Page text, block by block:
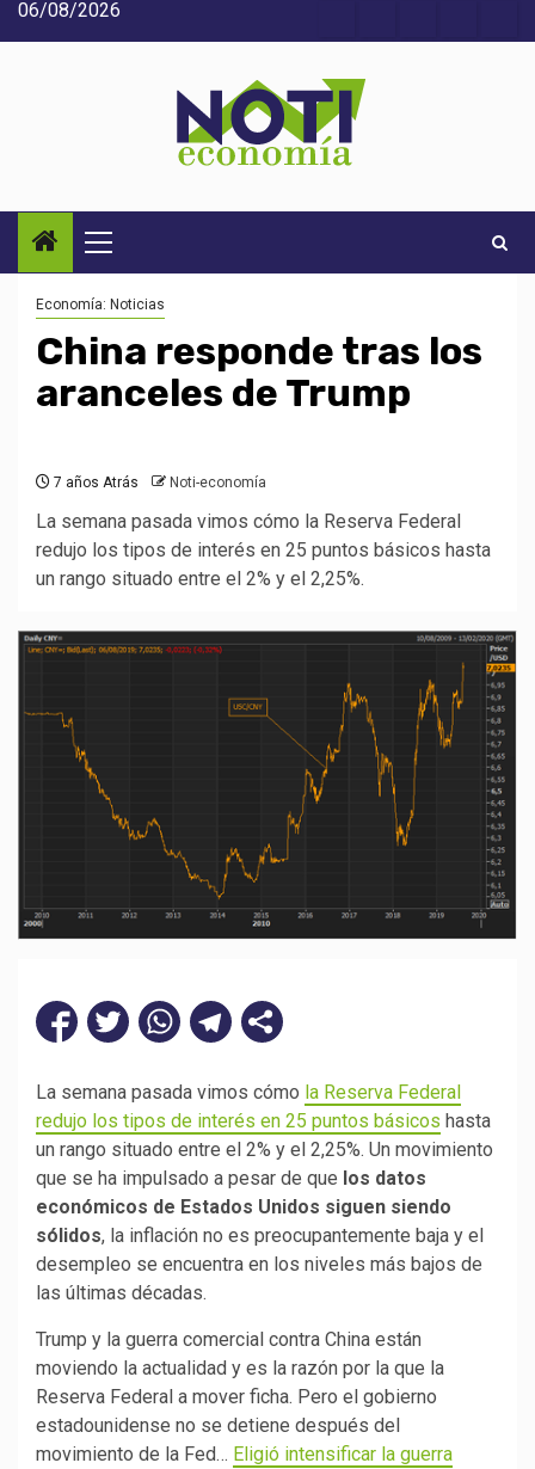
Saltar
al
06/08/2026
Noti-
economía
Menú
principal
Economía: Noticias
China responde tras los
aranceles de Trump
7 años Atrás Noti-economía
La semana pasada vimos cómo la Reserva Federal
redujo los tipos de interés en 25 puntos básicos hasta
un rango situado entre el 2% y el 2,25%.
La semana pasada vimos cómo la Reserva Federal
redujo los tipos de interés en 25 puntos básicos hasta
un rango situado entre el 2% y el 2,25%. Un movimiento
que se ha impulsado a pesar de que los datos
económicos de Estados Unidos siguen siendo
sólidos, la inflación no es preocupantemente baja y el
desempleo se encuentra en los niveles más bajos de
las últimas décadas.
Trump y la guerra comercial contra China están
moviendo la actualidad y es la razón por la que la
Reserva Federal a mover ficha. Pero el gobierno
estadounidense no se detiene después del
movimiento de la Fed… Eligió intensificar la guerra